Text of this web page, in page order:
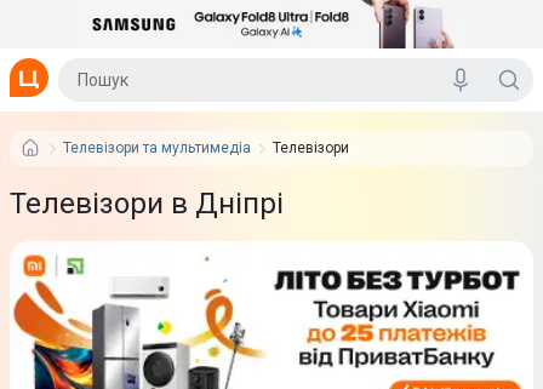
Телевізори та мультимедіа Телевізори
Телевізори в Дніпрі